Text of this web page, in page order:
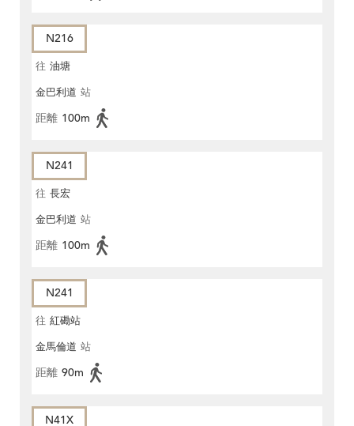
N216
往 油塘
金巴利道 站
距離 100m
N241
往 長宏
金巴利道 站
距離 100m
N241
往 紅磡站
金馬倫道 站
距離 90m
N41X